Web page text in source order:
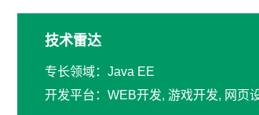
技术雷达
专长领域：Java EE
开发平台：WEB开发, 游戏开发, 网页